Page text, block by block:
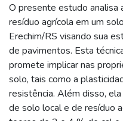
O presente estudo analisa
resíduo agrícola em um
Erechim/RS visando sua
de pavimentos. Esta
promete implicar nas
solo, tais como a
resistência. Além disso,
de solo local e de resíduo